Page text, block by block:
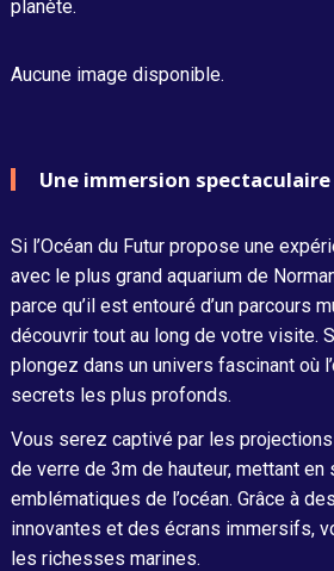
planète.
Aucune image disponible.
Une immersion
Si l’Océan du Futur propose une
avec le plus grand aquarium de
parce qu’il est entouré d’un parcours
découvrir tout au long de votre visite.
plongez dans un univers fascinant où
secrets les plus profonds.
Vous serez captivé par les
de verre de 3m de hauteur, mettant
emblématiques de l’océan. Grâce à
innovantes et des écrans immersifs,
les richesses marines.